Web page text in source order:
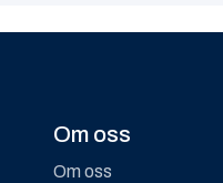
Om oss
Om oss